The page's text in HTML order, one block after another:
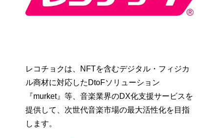
レコチョクは、NFTを含むデジタル・フィジカ
ル商材に対応したDtoFソリューション
『murket』等、音楽業界のDX化支援サービスを
提供して、次世代音楽市場の最大活性化を目指
します。